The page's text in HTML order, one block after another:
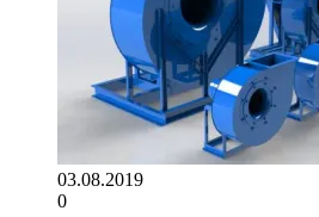
03.08.2019
0